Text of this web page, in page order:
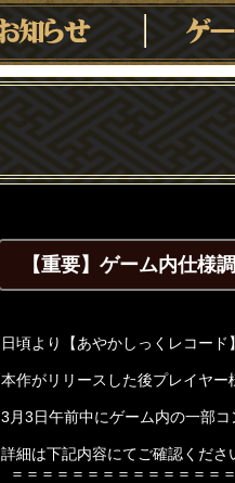
【重要】ゲーム内仕様
日頃より【あやかしっくレコード
本作がリリースした後プレイヤー
3月3日午前中にゲーム内の一部コ
詳細は下記内容にてご確認くださ
＝＝＝＝＝＝＝＝＝＝＝＝＝＝